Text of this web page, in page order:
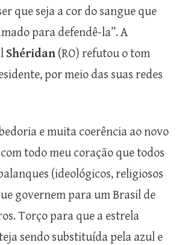
que seja a cor do sangue que
para defendê-la”. A
Shéridan (RO) refutou o tom
por meio das suas redes
e muita coerência ao novo
todo meu coração que todos
(ideológicos, religiosos
governem para um Brasil de
Torço para que a estrela
sendo substituída pela azul e